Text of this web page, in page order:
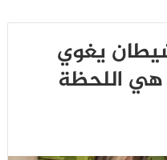
يغوي
هي اللحظة